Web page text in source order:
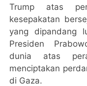
Trump atas
kesepakatan
yang dipandang
Presiden
dunia atas
menciptakan
di Gaza.